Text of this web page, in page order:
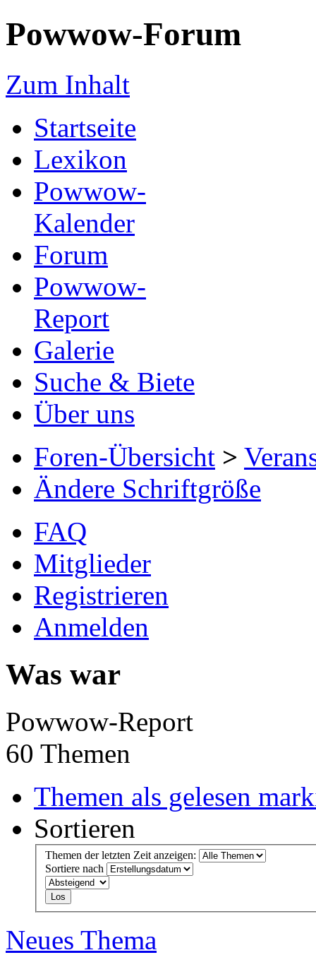
Powwow-Forum
Zum Inhalt
Startseite
Lexikon
Powwow-
Kalender
Forum
Powwow-
Report
Galerie
Suche & Biete
Über uns
Foren-Übersicht >
Ändere Schriftgröße
FAQ
Mitglieder
Registrieren
Anmelden
Was war
Powwow-Report
60 Themen
Themen als gelesen
Sortieren
Themen der letzten Zeit anzeigen:
Sortiere nach
Neues Thema